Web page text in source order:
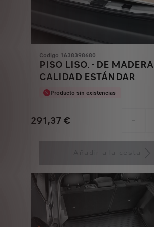
Codigo 1638398680
PISO LISO. - DE MADERA
CALIDAD ESTÁNDAR
Producto sin existencias
291,37 €
€
-
1